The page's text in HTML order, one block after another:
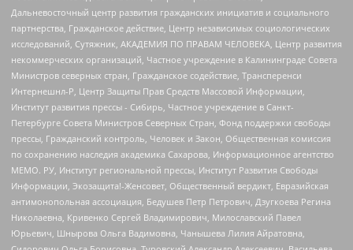
Дальневосточный центр развития гражданских инициатив и социального
партнерства, Гражданское действие, Центр независимых социологических
исследований, Сутяжник, АКАДЕМИЯ ПО ПРАВАМ ЧЕЛОВЕКА, Центр развития
некоммерческих организаций, Частное учреждение в Калининграде Совета
Министров северных стран, Гражданское содействие, Трансперенси
Интернешнл-Р, Центр Защиты Прав Средств Массовой Информации,
Институт развития прессы - Сибирь, Частное учреждение в Санкт-
Петербурге Совета Министров Северных Стран, Фонд поддержки свободы
прессы, Гражданский контроль, Человек и Закон, Общественная комиссия
по сохранению наследия академика Сахарова, Информационное агентство
МЕМО. РУ, Институт региональной прессы, Институт Развития Свободы
Информации, Экозащита!-Женсовет, Общественный вердикт, Евразийская
антимонопольная ассоциация, Бедушев Петр Петрович, Дзугкоева Регина
Николаевна, Кривенко Сергей Владимирович, Милославский Павел
Юрьевич, Шнырова Ольга Вадимовна, Чанышева Лилия Айратовна,